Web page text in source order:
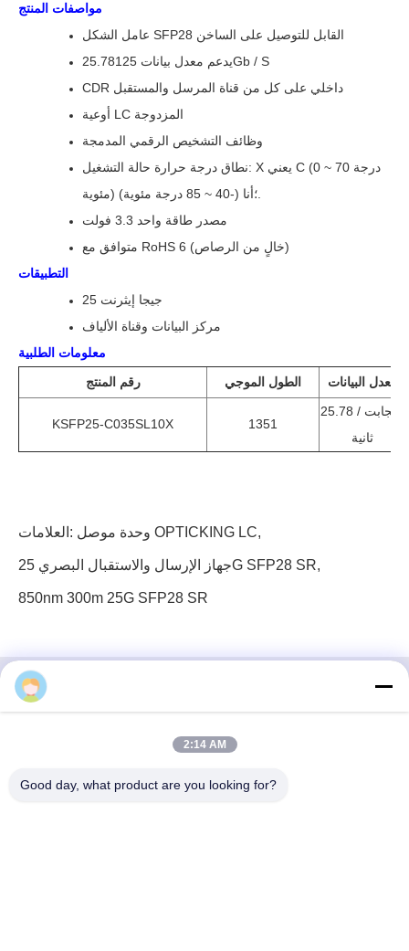
مواصفات المنتج
عامل الشكل SFP28 القابل للتوصيل على الساخن
يدعم معدل بيانات 25.78125Gb / S
CDR داخلي على كل من قناة المرسل والمستقبل
أوعية LC المزدوجة
وظائف التشخيص الرقمي المدمجة
نطاق درجة حرارة حالة التشغيل: X يعني C (0 ~ 70 درجة
مصدر طاقة واحد 3.3 فولت
متوافق مع RoHS 6 (خالٍ من الرصاص)
التطبيقات
25 جيجا إيثرنت
مركز البيانات وقناة الألياف
معلومات الطلبية
رقم المنتج
الطول الموجي معدل البيانات
KSFP25-C035SL10X 1351
25.78 جيجابت /
ثانية
العلامات: وحدة موصل OPTICKING LC,
جهاز الإرسال والاستقبال البصري 25G SFP28 SR,
850nm 300m 25G SFP28 SR
بريد إلكتروني: fanny@opticking.com
2:14 AM
Good day, what product are you looking for?